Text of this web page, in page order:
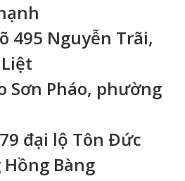
495 Nguyễn Trãi,
Sơn Pháo, phường
đại lộ Tôn Đức
Bàng